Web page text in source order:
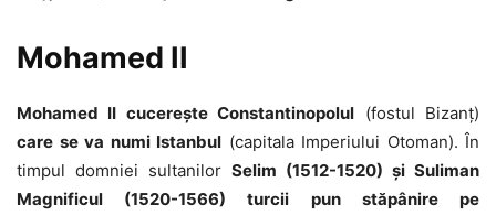
Mohamed II
Mohamed II cucerește Constantinopolul (fostul Bizanț)
care se va numi Istanbul (capitala Imperiului Otoman). În
timpul domniei sultanilor Selim (1512-1520) și Suliman
Magnificul (1520-1566) turcii pun stăpânire pe